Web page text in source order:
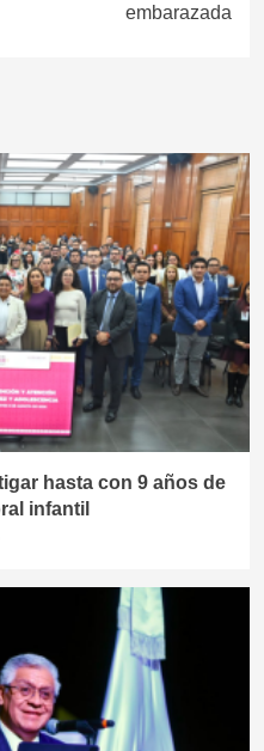
embarazada
hasta con 9 años de
infantil